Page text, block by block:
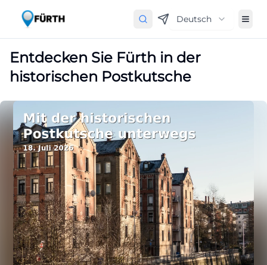
Deutsch
Entdecken Sie Fürth in der
historischen Postkutsche